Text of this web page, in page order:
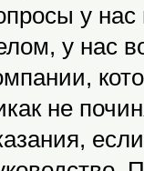
у нас
у нас
не